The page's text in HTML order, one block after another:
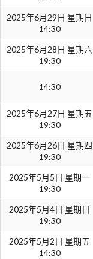
2025年6月29日 星期日
14:30
2025年6月28日 星期六
19:30
14:30
2025年6月27日 星期五
19:30
2025年6月26日 星期四
19:30
2025年5月5日 星期一
19:30
2025年5月4日 星期日
19:30
2025年5月2日 星期五
14:30